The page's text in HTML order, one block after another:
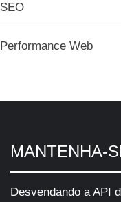
SEO
Performance Web
MANTENHA-
Desvendando a API